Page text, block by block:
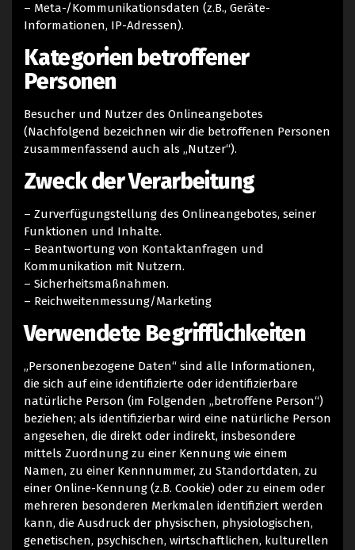
– Meta-/Kommunikationsdaten (z.B., Geräte-
Informationen, IP-Adressen).
Kategorien betroffener
Personen
Besucher und Nutzer des Onlineangebotes
(Nachfolgend bezeichnen wir die betroffenen Personen
zusammenfassend auch als „Nutzer“).
Zweck der Verarbeitung
– Zurverfügungstellung des Onlineangebotes, seiner
Funktionen und Inhalte.
– Beantwortung von Kontaktanfragen und
Kommunikation mit Nutzern.
– Sicherheitsmaßnahmen.
– Reichweitenmessung/Marketing
Verwendete Begrifflichkeiten
„Personenbezogene Daten“ sind alle Informationen,
die sich auf eine identifizierte oder identifizierbare
natürliche Person (im Folgenden „betroffene Person“)
beziehen; als identifizierbar wird eine natürliche Person
angesehen, die direkt oder indirekt, insbesondere
mittels Zuordnung zu einer Kennung wie einem
Namen, zu einer Kennnummer, zu Standortdaten, zu
einer Online-Kennung (z.B. Cookie) oder zu einem oder
mehreren besonderen Merkmalen identifiziert werden
kann, die Ausdruck der physischen, physiologischen,
genetischen, psychischen, wirtschaftlichen, kulturellen